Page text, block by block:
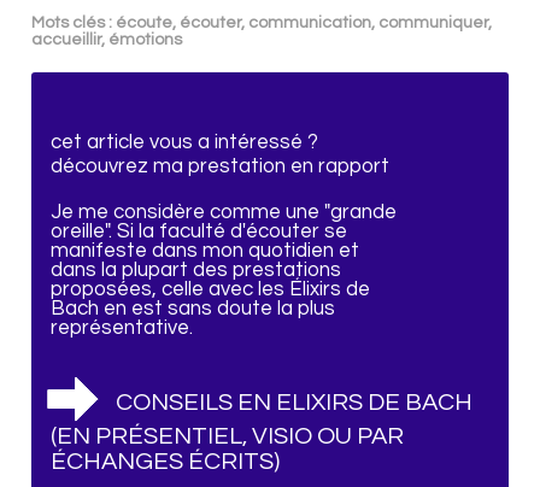
Mots clés : écoute, écouter, communication, communiquer,
accueillir, émotions
cet article vous a intéressé ?
découvrez ma prestation en rapport
Je me considère comme une "grande
oreille". Si la faculté d'écouter se
manifeste dans mon quotidien et
dans la plupart des prestations
proposées, celle avec les Élixirs de
Bach en est sans doute la plus
représentative.
CONSEILS EN ELIXIRS DE BACH
(EN PRÉSENTIEL, VISIO OU PAR
ÉCHANGES ÉCRITS)